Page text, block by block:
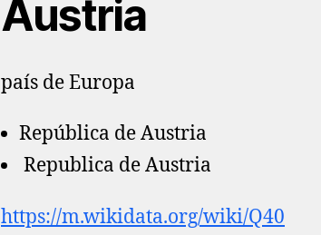
Austria
país de Europa
República de Austria
Republica de Austria
https://m.wikidata.org/wiki/Q40